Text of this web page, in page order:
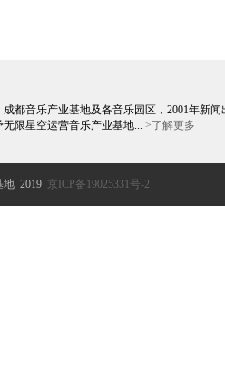
都音乐产业基地及各音乐园区，2001年新闻
限星空运营音乐产业基地... >了解更多
地 2019 京ICP备19025331号-2